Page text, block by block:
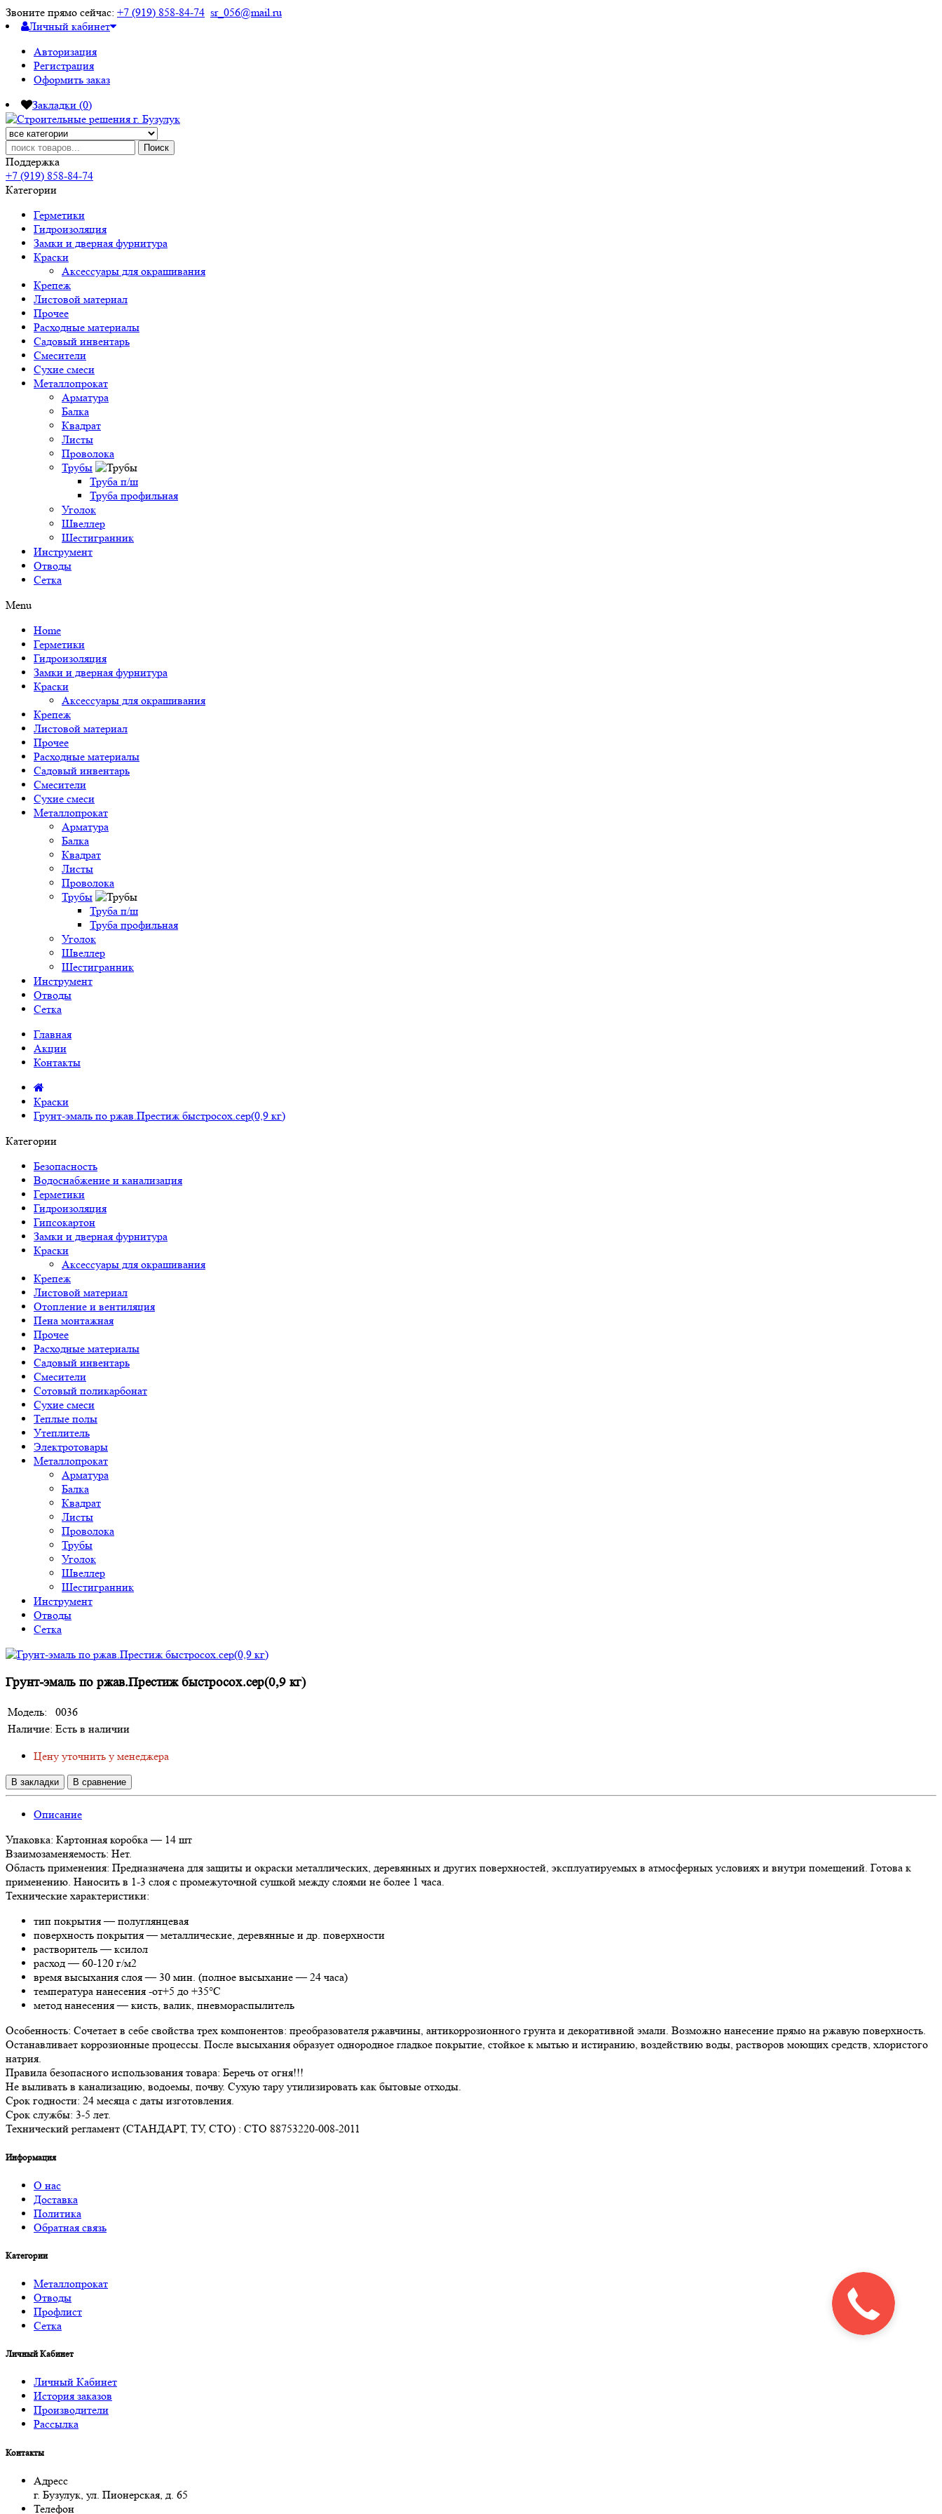
Звоните прямо сейчас: +7 (919) 858-84-74 sr_056@mail.ru
Личный кабинет
Авторизация
Регистрация
Оформить заказ
Закладки (0)
Поиск
Поддержка
+7 (919) 858-84-74
Категории
Герметики
Гидроизоляция
Замки и дверная фурнитура
Краски
Аксессуары для окрашивания
Крепеж
Листовой материал
Прочее
Расходные материалы
Садовый инвентарь
Смесители
Сухие смеси
Металлопрокат
Арматура
Балка
Квадрат
Листы
Проволока
Трубы
Труба п/ш
Труба профильная
Уголок
Швеллер
Шестигранник
Инструмент
Отводы
Сетка
Menu
Home
Герметики
Гидроизоляция
Замки и дверная фурнитура
Краски
Аксессуары для окрашивания
Крепеж
Листовой материал
Прочее
Расходные материалы
Садовый инвентарь
Смесители
Сухие смеси
Металлопрокат
Арматура
Балка
Квадрат
Листы
Проволока
Трубы
Труба п/ш
Труба профильная
Уголок
Швеллер
Шестигранник
Инструмент
Отводы
Сетка
Главная
Акции
Контакты
Краски
Грунт-эмаль по ржав.Престиж быстросох.сер(0,9 кг)
Категории
Безопасность
Водоснабжение и канализация
Герметики
Гидроизоляция
Гипсокартон
Замки и дверная фурнитура
Краски
Аксессуары для окрашивания
Крепеж
Листовой материал
Отопление и вентиляция
Пена монтажная
Прочее
Расходные материалы
Садовый инвентарь
Смесители
Сотовый поликарбонат
Сухие смеси
Теплые полы
Утеплитель
Электротовары
Металлопрокат
Арматура
Балка
Квадрат
Листы
Проволока
Трубы
Уголок
Швеллер
Шестигранник
Инструмент
Отводы
Сетка
Грунт-эмаль по ржав.Престиж быстросох.сер(0,9 кг)
Модель:
0036
Наличие: Есть в наличии
Цену уточнить у менеджера
В закладки В сравнение
Описание
Упаковка: Картонная коробка — 14 шт
Взаимозаменяемость: Нет.
Область применения: Предназначена для защиты и окраски металлических, деревянных и других поверхностей, эксплуатируемых в атмосферных условиях и внутри помещений. Готова к
применению. Наносить в 1-3 слоя с промежуточной сушкой между слоями не более 1 часа.
Технические характеристики:
тип покрытия — полуглянцевая
поверхность покрытия — металлические, деревянные и др. поверхности
растворитель — ксилол
расход — 60-120 г/м2
время высыхания слоя — 30 мин. (полное высыхание — 24 часа)
температура нанесения -от+5 до +35°С
метод нанесения — кисть, валик, пневмораспылитель
Особенность: Сочетает в себе свойства трех компонентов: преобразователя ржавчины, антикоррозионного грунта и декоративной эмали. Возможно нанесение прямо на ржавую поверхность.
Останавливает коррозионные процессы. После высыхания образует однородное гладкое покрытие, стойкое к мытью и истиранию, воздействию воды, растворов моющих средств, хлористого
натрия.
Правила безопасного использования товара: Беречь от огня!!!
Не выливать в канализацию, водоемы, почву. Сухую тару утилизировать как бытовые отходы.
Срок годности: 24 месяца с даты изготовления.
Срок службы: 3-5 лет.
Технический регламент (СТАНДАРТ, ТУ, СТО) : СТО 88753220-008-2011
Информация
О нас
Доставка
Политика
Обратная связь
Категории
Металлопрокат
Отводы
Профлист
Сетка
Личный Кабинет
Личный Кабинет
История заказов
Производители
Рассылка
Контакты
Адресс
г. Бузулук, ул. Пионерская, д. 65
Телефон